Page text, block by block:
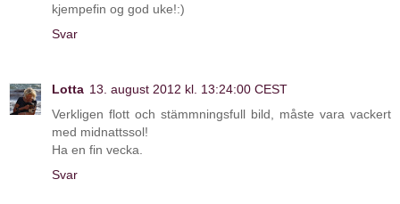
kjempefin og god uke!:)
Svar
Lotta 13. august 2012 kl. 13:24:00 CEST
Verkligen flott och stämmningsfull bild, måste vara vackert
med midnattssol!
Ha en fin vecka.
Svar